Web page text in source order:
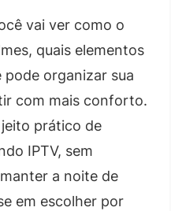
vai ver como o
quais elementos
organizar sua
com mais conforto.
prático de
IPTV, sem
a noite de
em escolher por